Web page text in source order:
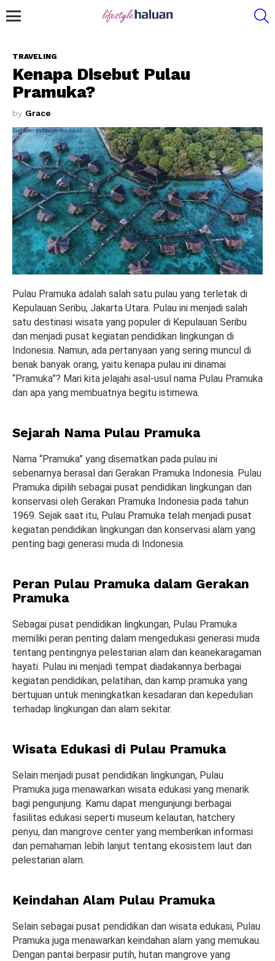
TRAVELING
Kenapa Disebut Pulau
Pramuka?
by Grace
Pulau Pramuka adalah salah satu pulau yang terletak di
Kepulauan Seribu, Jakarta Utara. Pulau ini menjadi salah
satu destinasi wisata yang populer di Kepulauan Seribu
dan menjadi pusat kegiatan pendidikan lingkungan di
Indonesia. Namun, ada pertanyaan yang sering muncul di
benak banyak orang, yaitu kenapa pulau ini dinamai
“Pramuka”? Mari kita jelajahi asal-usul nama Pulau Pramuka
dan apa yang membuatnya begitu istimewa.
Sejarah Nama Pulau Pramuka
Nama “Pramuka” yang disematkan pada pulau ini
sebenarnya berasal dari Gerakan Pramuka Indonesia. Pulau
Pramuka dipilih sebagai pusat pendidikan lingkungan dan
konservasi oleh Gerakan Pramuka Indonesia pada tahun
1969. Sejak saat itu, Pulau Pramuka telah menjadi pusat
kegiatan pendidikan lingkungan dan konservasi alam yang
penting bagi generasi muda di Indonesia.
Peran Pulau Pramuka dalam Gerakan
Pramuka
Sebagai pusat pendidikan lingkungan, Pulau Pramuka
memiliki peran penting dalam mengedukasi generasi muda
tentang pentingnya pelestarian alam dan keanekaragaman
hayati. Pulau ini menjadi tempat diadakannya berbagai
kegiatan pendidikan, pelatihan, dan kamp pramuka yang
bertujuan untuk meningkatkan kesadaran dan kepedulian
terhadap lingkungan dan alam sekitar.
Wisata Edukasi di Pulau Pramuka
Selain menjadi pusat pendidikan lingkungan, Pulau
Pramuka juga menawarkan wisata edukasi yang menarik
bagi pengunjung. Kamu dapat mengunjungi berbagai
fasilitas edukasi seperti museum kelautan, hatchery
penyu, dan mangrove center yang memberikan informasi
dan pemahaman lebih lanjut tentang ekosistem laut dan
pelestarian alam.
Keindahan Alam Pulau Pramuka
Selain sebagai pusat pendidikan dan wisata edukasi, Pulau
Pramuka juga menawarkan keindahan alam yang memukau.
Dengan pantai berpasir putih, hutan mangrove yang